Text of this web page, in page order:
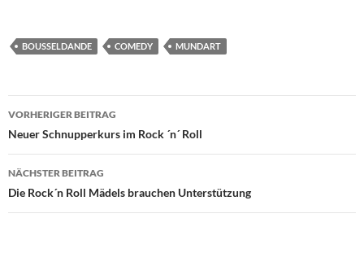
BOUSSELDANDE COMEDY MUNDART
Beitragsnavigation
VORHERIGER BEITRAG
Neuer Schnupperkurs im Rock ´n´ Roll
NÄCHSTER BEITRAG
Die Rock´n Roll Mädels brauchen Unterstützung